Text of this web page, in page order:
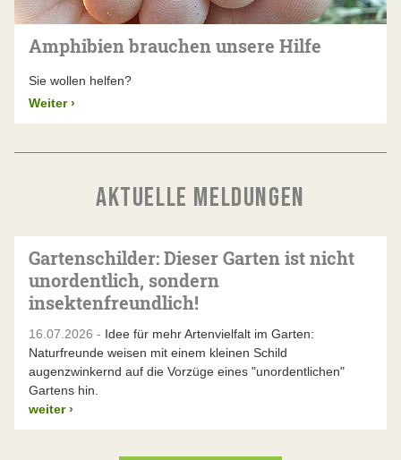
Amphibien brauchen unsere Hilfe
Sie wollen helfen?
Weiter ›
AKTUELLE MELDUNGEN
Gartenschilder: Dieser Garten ist nicht
unordentlich, sondern
insektenfreundlich!
16.07.2026 - Idee für mehr Artenvielfalt im Garten:
Naturfreunde weisen mit einem kleinen Schild
augenzwinkernd auf die Vorzüge eines "unordentlichen"
Gartens hin.
weiter ›